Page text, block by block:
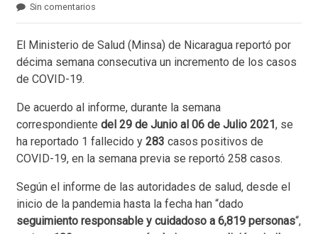
Sin comentarios
El Ministerio de Salud (Minsa) de Nicaragua reportó por
décima semana consecutiva un incremento de los casos
de COVID-19.
De acuerdo al informe, durante la semana
correspondiente del 29 de Junio al 06 de Julio 2021 , se
ha reportado 1 fallecido y 283 casos positivos de
COVID-19, en la semana previa se reportó 258 casos.
Según el informe de las autoridades de salud, desde el
inicio de la pandemia hasta la fecha han “dado
seguimiento responsable y cuidadoso a 6,819 personas“,